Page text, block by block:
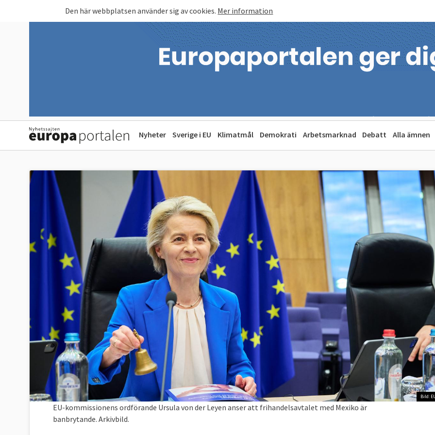
Den här webbplatsen använder sig av cookies. Mer information
Nyheter Sverige i EU Klimatmål Demokrati Arbetsmarknad Debatt Alla ämnen
Bild:
EU-kommissionens ordförande Ursula von der Leyen anser att frihandelsavtalet med Mexiko är
banbrytande. Arkivbild.